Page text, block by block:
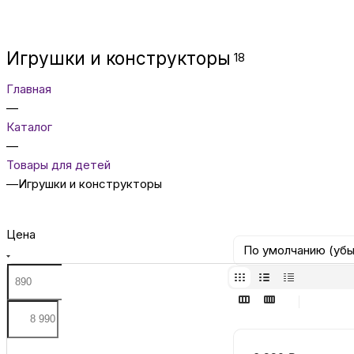
Игрушки и конструкторы 18
Главная
—
Каталог
—
Товары для детей
—Игрушки и конструкторы
По умолчанию
Цена